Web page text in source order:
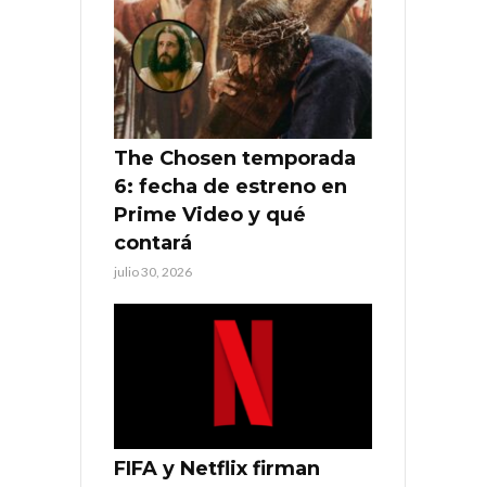
The Chosen temporada
6: fecha de estreno en
Prime Video y qué
contará
julio 30, 2026
FIFA y Netflix firman